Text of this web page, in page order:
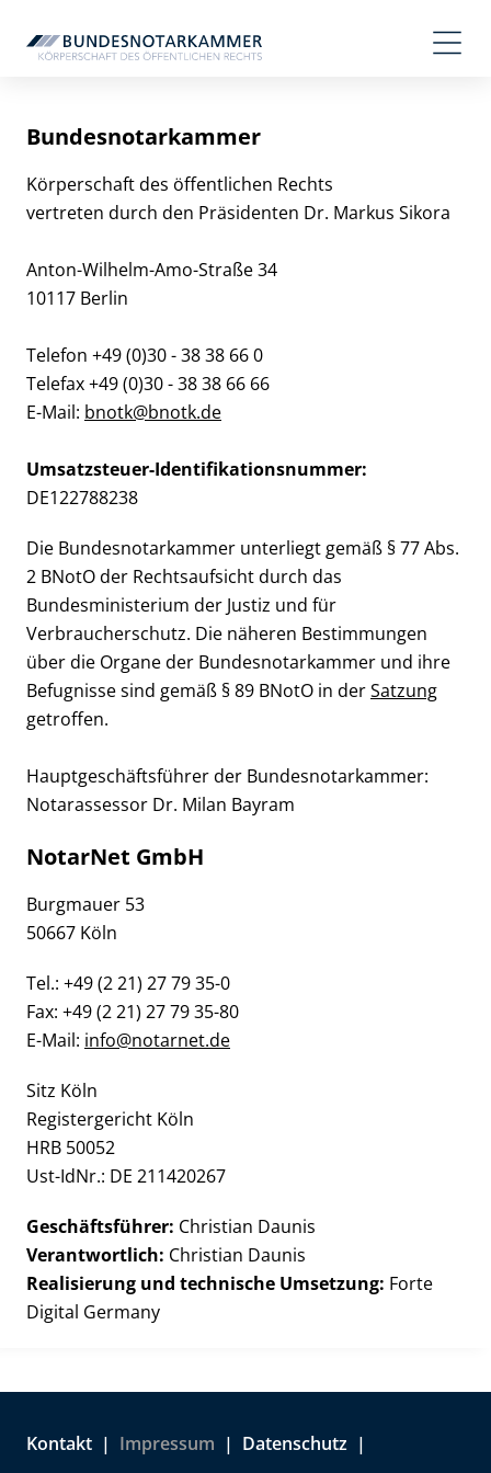
Bundesnotarkammer
Körperschaft des öffentlichen Rechts
vertreten durch den Präsidenten Dr. Markus Sikora
Anton-Wilhelm-Amo-Straße34
10117 Berlin
Telefon +49 (0)30 - 38 38 66 0
Telefax +49 (0)30 - 38 38 66 66
E-Mail: bnotk@bnotk.de
Umsatzsteuer-Identifikationsnummer:
DE122788238
Die Bundesnotarkammer unterliegt gemäß § 77 Abs.
2 BNotO der Rechtsaufsicht durch das
Bundesministerium der Justiz und für
Verbraucherschutz. Die näheren Bestimmungen
über die Organe der Bundesnotarkammer und ihre
Befugnisse sind gemäß § 89 BNotO in derSatzung
getroffen.
Hauptgeschäftsführer der Bundesnotarkammer:
Notarassessor Dr. Milan Bayram
NotarNet GmbH
Burgmauer 53
50667 Köln
Tel.: +49 (2 21) 27 79 35-0
Fax: +49 (2 21) 27 79 35-80
E-Mail: info@notarnet.de
Sitz Köln
Registergericht Köln
HRB 50052
Ust-IdNr.: DE 211420267
Geschäftsführer: Christian Daunis
Verantwortlich: Christian Daunis
Realisierung und technische Umsetzung: Forte
Digital Germany
Kontakt Impressum
Datenschutz